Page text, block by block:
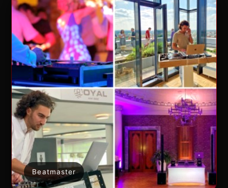
Beatmaster